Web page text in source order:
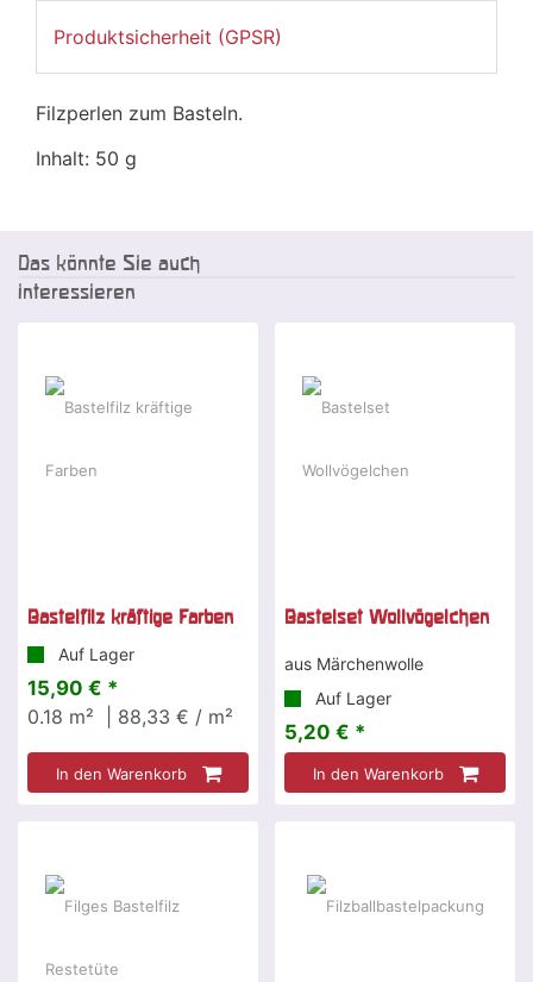
Produktsicherheit (GPSR)
Filzperlen zum Basteln.
Inhalt: 50 g
Das könnte Sie auch
interessieren
Bastelfilz kräftige Farben
Auf Lager
15,90 € *
0.18 m² | 88,33 € / m²
In den Warenkorb
Bastelset Wollvögelchen
aus Märchenwolle
Auf Lager
5,20 € *
In den Warenkorb